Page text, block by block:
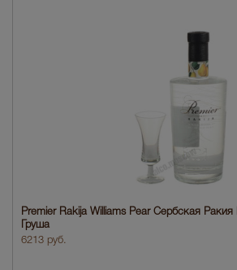
Premier Rakija Williams Pear Сербская
Груша
6213 руб.